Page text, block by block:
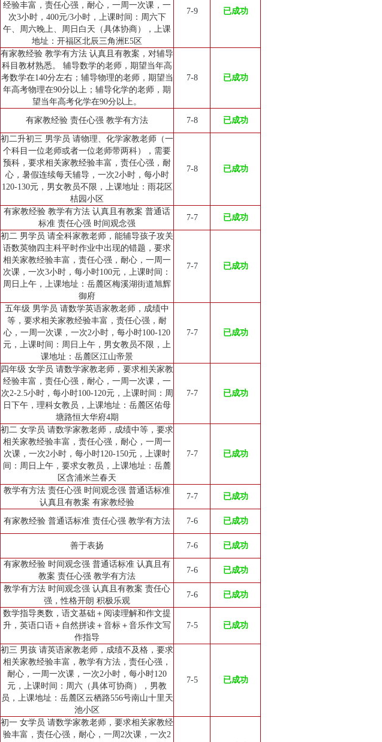
经验丰富，责任心强，耐心，一周一次课，一
次3小时，400元/3小时，上课时间：周六下
午、周六晚上、周日白天（具体协商），上课
地址：开福区北辰三角洲E5区
7-9 已成功
有家教经验 教学有方法 认真且有教案，对辅导
科目教材熟悉。 辅导数学的老师，期望当年高
考数学在140分左右；辅导物理的老师，期望当
年高考物理在90分以上；辅导化学的老师，期
望当年高考化学在90分以上。
7-8 已成功
有家教经验 责任心强 教学有方法 7-8 已成功
初二升初三 男学员 请物理、化学家教老师（一
个科目一位老师或者一位老师带两科），需要
预科，要求相关家教经验丰富，责任心强，耐
心，暑假连续每天辅导，一次2小时，每小时
120-130元，男女教员不限，上课地址：雨花区
桔园小区
7-8 已成功
有家教经验 教学有方法 认真且有教案 普通话
标准 责任心强 时间观念强
7-7 已成功
初二 男学员 请全科家教老师，能辅导孩子攻关
语数英物四主科平时作业中出现的错题，要求
相关家教经验丰富，责任心强，耐心，一周一
次课，一次3小时，每小时100元，上课时间：
周日上午，上课地址：岳麓区梅溪湖街道旭辉
御府
7-7 已成功
五年级 男学员 请数学英语家教老师，成绩中
等，要求相关家教经验丰富，责任心强，耐
心，一周一次课，一次2小时，每小时100-120
元，上课时间：周日上午，男女教员不限，上
课地址：岳麓区江山帝景
7-7 已成功
四年级 女学员 请数学家教老师，要求相关家教
经验丰富，责任心强，耐心，一周一次课，一
次2-2.5小时，每小时100-120元，上课时间：周
日下午，理科女教员，上课地址：岳麓区佑母
塘路恒大华府4期
7-7 已成功
初二 女学员 请数学家教老师，成绩中等，要求
相关家教经验丰富，责任心强，耐心，一周一
次课，一次2小时，每小时120-150元，上课时
间：周日上午，要求女教员，上课地址：岳麓
区含浦米兰春天
7-7 已成功
教学有方法 责任心强 时间观念强 普通话标准
认真且有教案 有家教经验
7-7 已成功
有家教经验 普通话标准 责任心强 教学有方法 7-6 已成功
善于表扬 7-6 已成功
有家教经验 时间观念强 普通话标准 认真且有
教案 责任心强 教学有方法
7-6 已成功
教学有方法 时间观念强 认真且有教案 责任心
强，性格开朗 积极乐观
7-6 已成功
数学指导奥数，语文基础＋阅读理解和作文提
升，英语口语＋自然拼读＋音标＋音乐作文写
作指导
7-5 已成功
初三 男孩 请英语家教老师，成绩不及格，要求
相关家教经验丰富，教学有方法，责任心强，
耐心，一周一次课，一次2小时，每小时120
元，上课时间：周六（具体可协商），男教
员，上课地址：岳麓区云栖路556号南山十里天
池小区
7-5 已成功
初一 女学员 请数学家教老师，要求相关家教经
验丰富，责任心强，耐心，一周2次课，一次2